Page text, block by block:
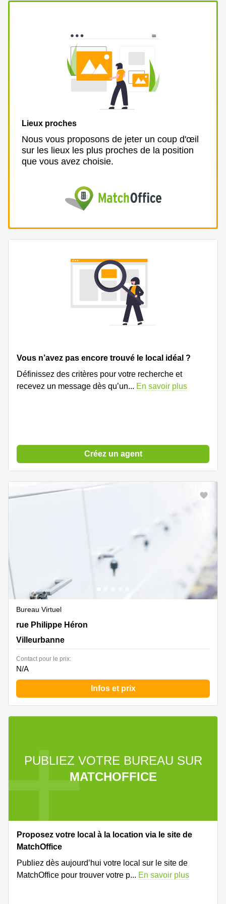
Lieux proches
Nous vous proposons de jeter un coup d'œil
sur les lieux les plus proches de la position
que vous avez choisie.
Vous n’avez pas encore trouvé le local idéal ?
Définissez des critères pour votre recherche et
recevez un message dès qu’un... En savoir plus
Créez un agent
Bureau Virtuel
413 rue Philippe Héron , Villeurbanne
rue Philippe Héron
Villeurbanne
Contact pour le prix:
N/A
Infos et prix
PUBLIEZ VOTRE BUREAU SUR
MATCHOFFICE
Proposez votre local à la location via le site de
MatchOffice
Publiez dès aujourd’hui votre local sur le site de
MatchOffice pour trouver votre p... En savoir plus